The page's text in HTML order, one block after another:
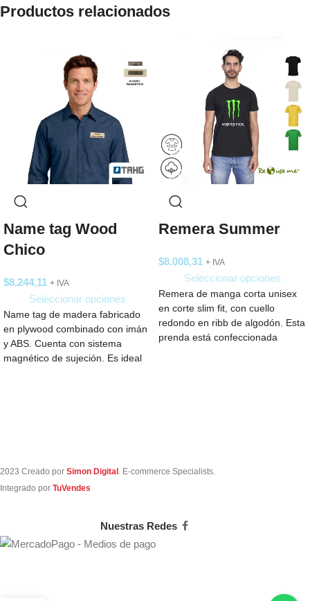
Productos relacionados
Name tag Wood
Chico
$8.244,11 + IVA
Seleccionar opciones
Name tag de madera fabricado
en plywood combinado con imán
y ABS. Cuenta con sistema
magnético de sujeción. Es ideal
Remera Summer
$8.008,31 + IVA
Seleccionar opciones
Remera de manga corta unisex
en corte slim fit, con cuello
redondo en ribb de algodón. Esta
prenda está confeccionada
2023 Creado por Simon Digital . E-commerce Specialists.
Integrado por TuVendes
Nuestras Redes